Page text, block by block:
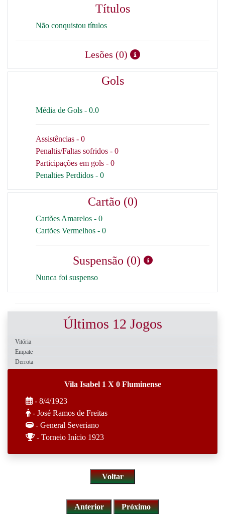
Títulos
Não conquistou títulos
Lesões (0)
Gols
Média de Gols - 0.0
Assistências - 0
Penaltis/Faltas sofridos - 0
Participações em gols - 0
Penalties Perdidos - 0
Cartão (0)
Cartões Amarelos - 0
Cartões Vermelhos - 0
Suspensão (0)
Nunca foi suspenso
Últimos 12 Jogos
Vitória
Empate
Derrota
Vila Isabel 1 X 0 Fluminense
- 8/4/1923
- José Ramos de Freitas
- General Severiano
- Torneio Início 1923